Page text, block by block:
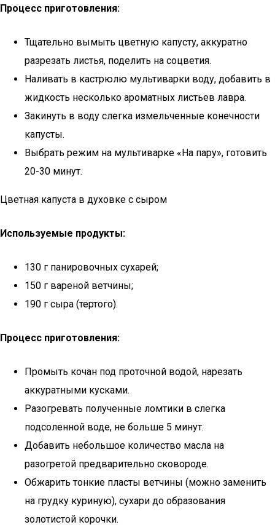
Процесс приготовления:
Тщательно вымыть цветную капусту, аккуратно
разрезать листья, поделить на соцветия.
Наливать в кастрюлю мультиварки воду, добавить в
жидкость несколько ароматных листьев лавра.
Закинуть в воду слегка измельченные конечности
капусты.
Выбрать режим на мультиварке «На пару», готовить
20-30 минут.
Цветная капуста в духовке с сыром
Используемые продукты:
130 г панировочных сухарей;
150 г вареной ветчины;
190 г сыра (тертого).
Процесс приготовления:
Промыть кочан под проточной водой, нарезать
аккуратными кусками.
Разогревать полученные ломтики в слегка
подсоленной воде, не больше 5 минут.
Добавить небольшое количество масла на
разогретой предварительно сковороде.
Обжарить тонкие пласты ветчины (можно заменить
на грудку куриную), сухари до образования
золотистой корочки.